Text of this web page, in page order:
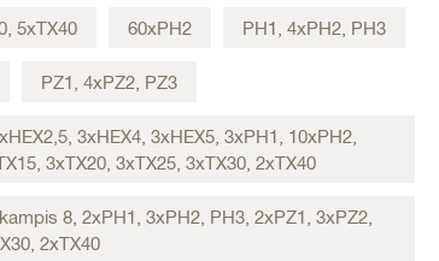
5xTX40 60xPH2 PH1, 4xPH2, PH3
PZ1, 4xPZ2, PZ3
3xHEX4, 3xHEX5, 3xPH1, 10xPH2,
3xTX20, 3xTX25, 3xTX30, 2xTX40
8, 2xPH1, 3xPH2, PH3, 2xPZ1, 3xPZ2,
2xTX40